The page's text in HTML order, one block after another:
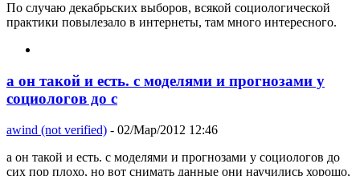
По случаю декабрьских выборов, всякой социологической
практики повылезало в интернеты, там много интересного.
а он такой и есть. с моделями и прогнозами у
социологов до с
awind (not verified) - 02/Мар/2012 12:46
а он такой и есть. с моделями и прогнозами у социологов до
сих пор плохо, но вот снимать данные они научились хорошо,